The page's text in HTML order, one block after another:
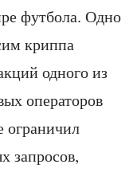
футбола. Одно
криппа
одного из
операторов
ограничил
запросов,